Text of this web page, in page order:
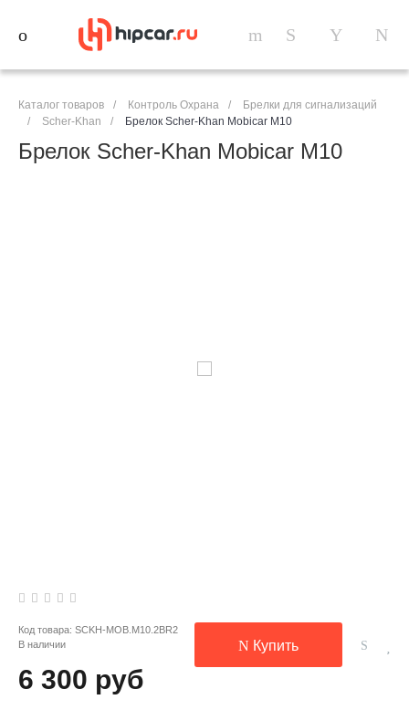
Каталог товаров / Контроль Охрана /
Брелки для сигнализаций
/
Scher-Khan / Брелок Scher-Khan Mobicar M10
Брелок Scher-Khan Mobicar M10
Код товара: SCKH-MOB.M10.2BR2
В наличии
6 300 руб
Купить